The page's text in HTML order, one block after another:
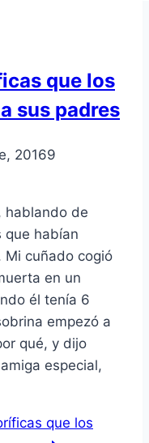
que los
sus padres
20169
hablando de
que habían
cuñado cogió
en un
él tenía 6
empezó a
qué, y dijo
especial,
que los